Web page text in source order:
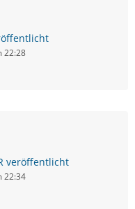
22:28
veröffentlicht
22:34